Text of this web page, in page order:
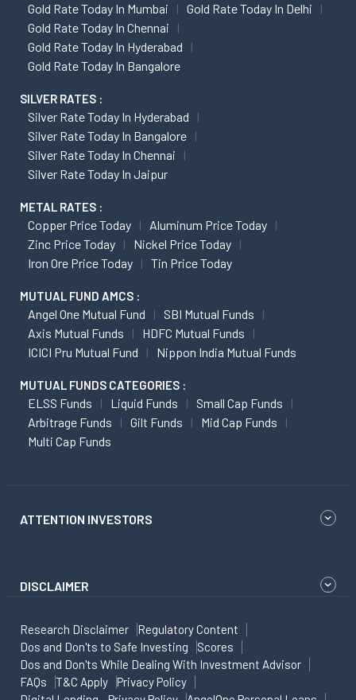
Gold Rate Today In Mumbai
Gold Rate Today In Delhi
Gold Rate Today In Chennai
Gold Rate Today In Hyderabad
Gold Rate Today In Bangalore
SILVER RATES :
Silver Rate Today In Hyderabad
Silver Rate Today In Bangalore
Silver Rate Today In Chennai
Silver Rate Today In Jaipur
METAL RATES :
Copper Price Today
Aluminum Price Today
Zinc Price Today
Nickel Price Today
Iron Ore Price Today
Tin Price Today
MUTUAL FUND AMCS :
Angel One Mutual Fund
SBI Mutual Funds
Axis Mutual Funds
HDFC Mutual Funds
ICICI Pru Mutual Fund
Nippon India Mutual Funds
MUTUAL FUNDS CATEGORIES :
ELSS Funds Liquid Funds
Small Cap Funds
Arbitrage Funds
Gilt Funds
Mid Cap Funds
Multi Cap Funds
ATTENTION INVESTORS
DISCLAIMER
Research Disclaimer
Regulatory Content
Dos and Don'ts to Safe Investing
Scores
Dos and Don'ts While Dealing With Investment Advisor
FAQs
T&C Apply
Privacy Policy